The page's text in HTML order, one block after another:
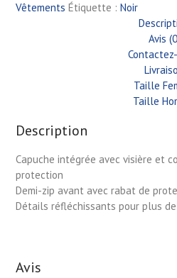
Vêtements Étiquette : Noir
Avis
Taille
Taille
Description
Capuche intégrée avec visière et
protection
Demi-zip avant avec rabat de
Détails réfléchissants pour plus
Avis